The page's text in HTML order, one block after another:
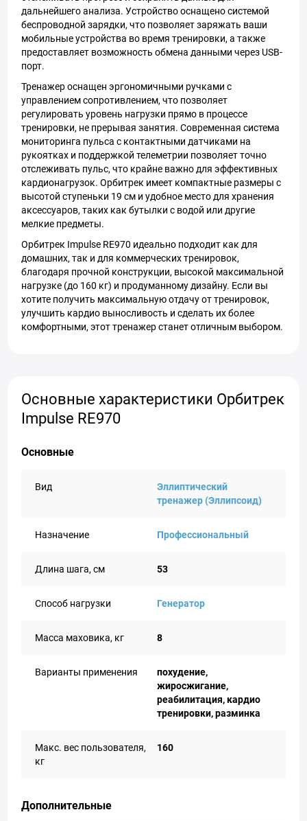
дальнейшего анализа. Устройство оснащено системой
беспроводной зарядки, что позволяет заряжать ваши
мобильные устройства во время тренировки, а также
предоставляет возможность обмена данными через USB-
порт.
Тренажер оснащен эргономичными ручками с
управлением сопротивлением, что позволяет
регулировать уровень нагрузки прямо в процессе
тренировки, не прерывая занятия. Современная система
мониторинга пульса с контактными датчиками на
рукоятках и поддержкой телеметрии позволяет точно
отслеживать пульс, что крайне важно для эффективных
кардионагрузок. Орбитрек имеет компактные размеры с
высотой ступеньки 19 см и удобное место для хранения
аксессуаров, таких как бутылки с водой или другие
мелкие предметы.
Орбитрек Impulse RE970 идеально подходит как для
домашних, так и для коммерческих тренировок,
благодаря прочной конструкции, высокой максимальной
нагрузке (до 160 кг) и продуманному дизайну. Если вы
хотите получить максимальную отдачу от тренировок,
улучшить кардио выносливость и сделать их более
комфортными, этот тренажер станет отличным выбором.
Основные характеристики Орбитрек
Impulse RE970
Основные
Вид
Эллиптический
тренажер (Эллипсоид)
Назначение Профессиональный
Длина шага, см 53
Способ нагрузки Генератор
Масса маховика, кг 8
Варианты применения
похудение,
жиросжигание,
реабилитация, кардио
тренировки, разминка
Макс. вес пользователя,
кг
160
Дополнительные